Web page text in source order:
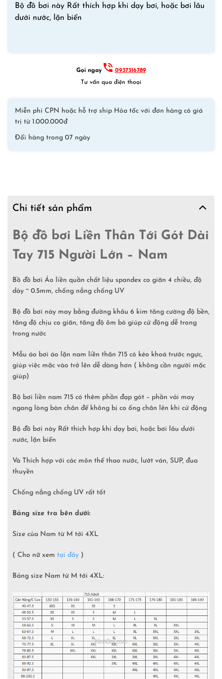
Bộ đồ bơi này Rất thích hợp khi dạy bơi, hoặc bơi lâu
dưới nước, lặn biển
Gọi ngay
0937316789
Tư vấn qua điện thoại
Miễn phí CPN hoặc hỗ trợ ship Hỏa tốc với đơn hàng có giá
trị từ 1.000.000đ
Đổi hàng trong 07 ngày
Chi tiết sản phẩm
Bộ đồ bơi Liền Thân Tới Gót Dài
Tay 715 Người Lớn – Nam
Bồ đồ bơi Áo liền quần chất liệu spandex co giãn 4 chiều, độ
dày ~ 0.5mm, chống nắng chống UV
Bộ đồ bơi này may bằng đường khâu 6 kim tăng cường độ bền,
tăng độ chịu co giãn, tăng độ ôm bó giúp cử động dễ trong
trong nước
Mẫu áo bơi áo lặn nam liền thân 715 có kéo khoá trước ngực,
giúp việc mặc vào trở lên dễ dàng hơn ( không cần người mặc
giúp)
Bộ bơi liền nam 715 có thêm phần đạp gót – phần vải may
ngang lòng bàn chân để không bị co ống chân lên khi cử động
Bộ đồ bơi này Rất thích hợp khi dạy bơi, hoặc bơi lâu dưới
nước, lặn biển
Và Thích hợp với các môn thể thao nước, lướt ván, SUP, đua
thuyền
Chống nắng chống UV rất tốt
Bảng size tra bên dưới:
Size của Nam từ M tới 4XL
( Cho nữ xem tại đây )
Bảng size Nam từ M tới 4XL: